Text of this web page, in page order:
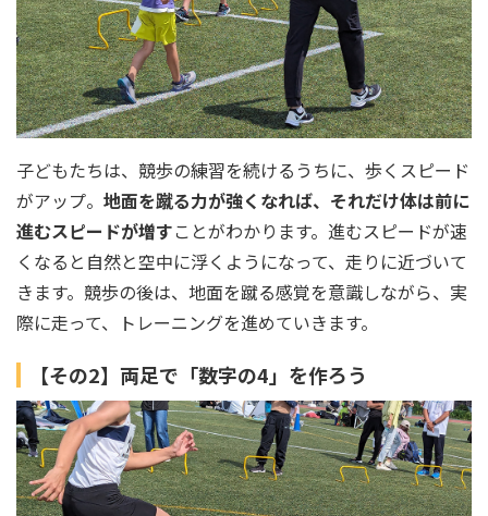
子どもたちは、競歩の練習を続けるうちに、歩くスピード
がアップ。 地面を蹴る力が強くなれば、それだけ体は前に
進むスピードが増すことがわかります。進むスピードが速
くなると自然と空中に浮くようになって、走りに近づいて
きます。競歩の後は、地面を蹴る感覚を意識しながら、実
際に走って、トレーニングを進めていきます。
【その2】両足で「数字の4」を作ろう